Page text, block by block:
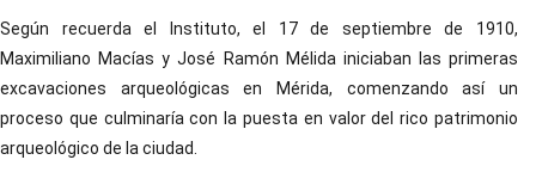
Según recuerda el Instituto, el 17 de septiembre de 1910,
Maximiliano Macías y José Ramón Mélida iniciaban las primeras
excavaciones arqueológicas en Mérida, comenzando así un
proceso que culminaría con la puesta en valor del rico patrimonio
arqueológico de la ciudad.